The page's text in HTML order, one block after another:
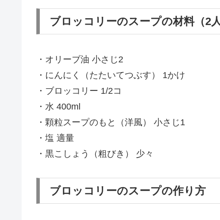
ブロッコリーのスープの材料（2
・オリーブ油 小さじ2
・にんにく（たたいてつぶす） 1かけ
・ブロッコリー 1/2コ
・水 400ml
・顆粒スープのもと（洋風） 小さじ1
・塩 適量
・黒こしょう（粗びき） 少々
ブロッコリーのスープの作り方